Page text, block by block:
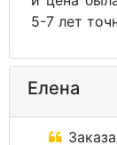
5-7 лет
Елена